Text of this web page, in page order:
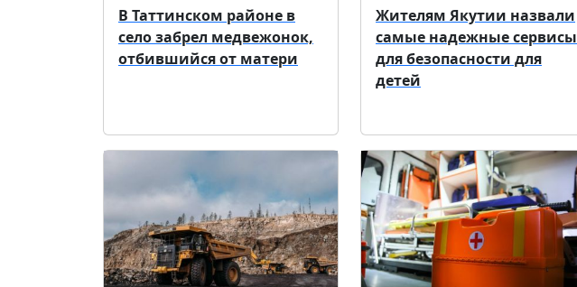
В Таттинском районе в
село забрел медвежонок,
отбившийся от матери
Жителям Якутии назвали
самые надежные сервисы
для безопасности для
детей